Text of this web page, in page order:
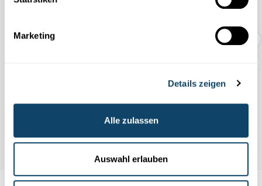
Marketing
Details zeigen
Alle zulassen
Auswahl erlauben
Geschichten rund um den Abf...